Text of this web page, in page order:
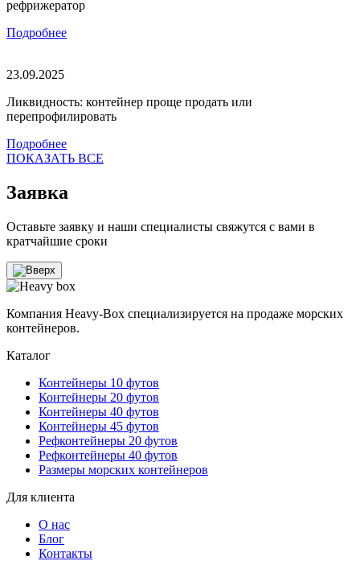
рефрижератор
Подробнее
23.09.2025
Ликвидность: контейнер проще продать или
перепрофилировать
Подробнее
ПОКАЗАТЬ ВСЕ
Заявка
Оставьте заявку и наши специалисты свяжутся с вами в
кратчайшие сроки
Компания Heavy-Box специализируется на продаже морских
контейнеров.
Каталог
Контейнеры 10 футов
Контейнеры 20 футов
Контейнеры 40 футов
Контейнеры 45 футов
Рефконтейнеры 20 футов
Рефконтейнеры 40 футов
Размеры морских контейнеров
Для клиента
О нас
Блог
Контакты